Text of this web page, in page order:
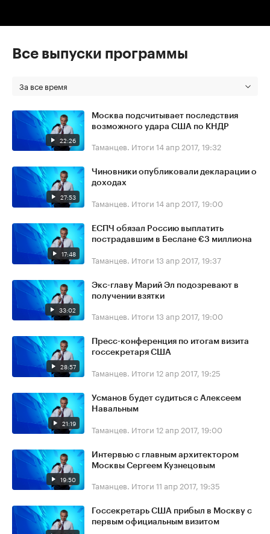
Все выпуски программы
За все время
22:26
Москва подсчитывает последствия
возможного удара США по КНДР
Таманцев. Итоги 14 апр 2017, 19:32
27:53
Чиновники опубликовали декларации о
доходах
Таманцев. Итоги 14 апр 2017, 19:00
17:48
ЕСПЧ обязал Россию выплатить
пострадавшим в Беслане €3 миллиона
Таманцев. Итоги 13 апр 2017, 19:37
33:02
Экс-главу Марий Эл подозревают в
получении взятки
Таманцев. Итоги 13 апр 2017, 19:00
28:57
Пресс-конференция по итогам визита
госсекретаря США
Таманцев. Итоги 12 апр 2017, 19:25
21:19
Усманов будет судиться с Алексеем
Навальным
Таманцев. Итоги 12 апр 2017, 19:00
19:50
Интервью с главным архитектором
Москвы Сергеем Кузнецовым
Таманцев. Итоги 11 апр 2017, 19:35
Госсекретарь США прибыл в Москву с
первым официальным визитом